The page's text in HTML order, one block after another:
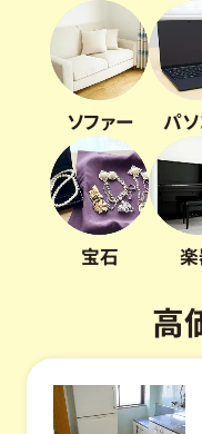
ソファー パ
宝石
高